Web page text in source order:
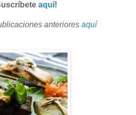
aquí!
anteriores aquí